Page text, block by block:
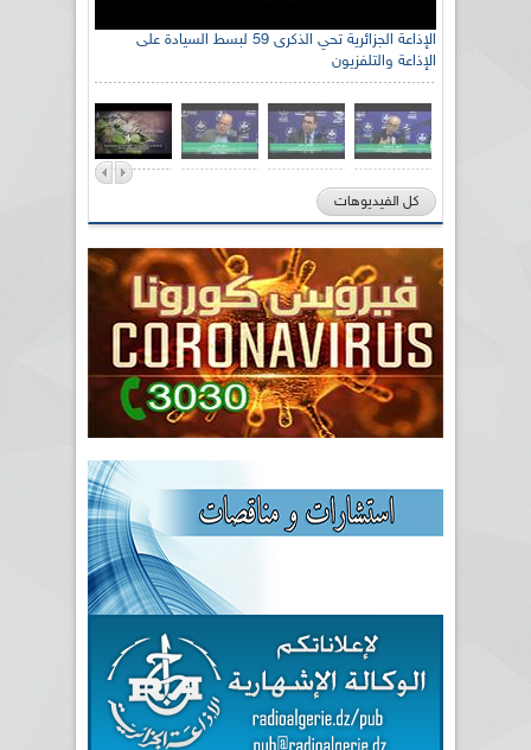
الإذاعة الجزائرية تحي الذكرى 59 لبسط السيادة على
الإذاعة والتلفزيون
كل الفيديوهات